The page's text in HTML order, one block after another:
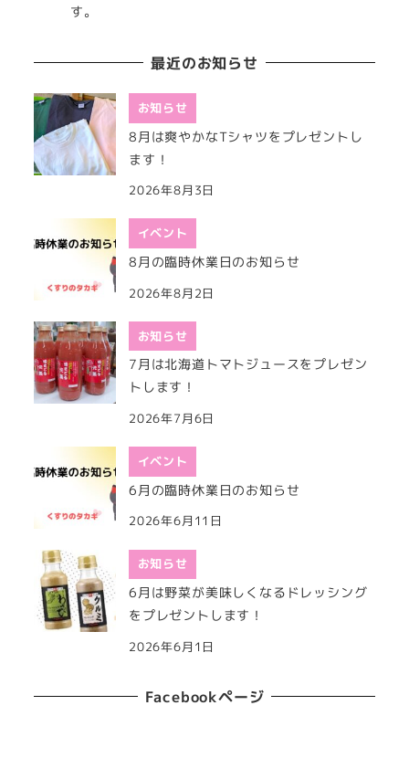
す。
最近のお知らせ
お知らせ
8月は爽やかなTシャツをプレゼントし
ます！
2026年8月3日
イベント
8月の臨時休業日のお知らせ
2026年8月2日
お知らせ
7月は北海道トマトジュースをプレゼン
トします！
2026年7月6日
イベント
6月の臨時休業日のお知らせ
2026年6月11日
お知らせ
6月は野菜が美味しくなるドレッシング
をプレゼントします！
2026年6月1日
Facebookページ